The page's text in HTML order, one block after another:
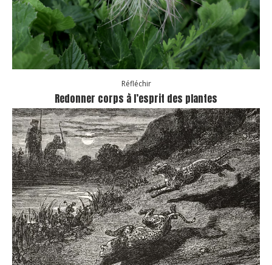
Réfléchir
Redonner corps à l’esprit des plantes